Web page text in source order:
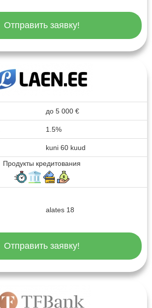
Отправить заявку!
до 5 000 €
1.5%
kuni 60 kuud
Продукты кредитования
alates 18
Отправить заявку!